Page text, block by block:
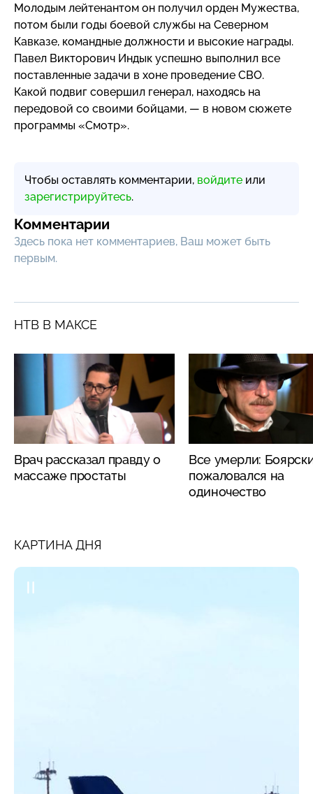
Молодым лейтенантом он получил орден Мужества,
потом были годы боевой службы на Северном
Кавказе, командные должности и высокие награды.
Павел Викторович Индык успешно выполнил все
поставленные задачи в хоне проведение СВО.
Какой подвиг совершил генерал, находясь на
передовой со своими бойцами, — в новом сюжете
программы «Смотр».
Чтобы оставлять комментарии, войдите или
зарегистрируйтесь.
Комментарии
Здесь пока нет комментариев, Ваш может быть
первым.
НТВ В МАКСЕ
Врач рассказал правду о
массаже простаты
Все умерли:
пожаловался на
одиночество
КАРТИНА ДНЯ